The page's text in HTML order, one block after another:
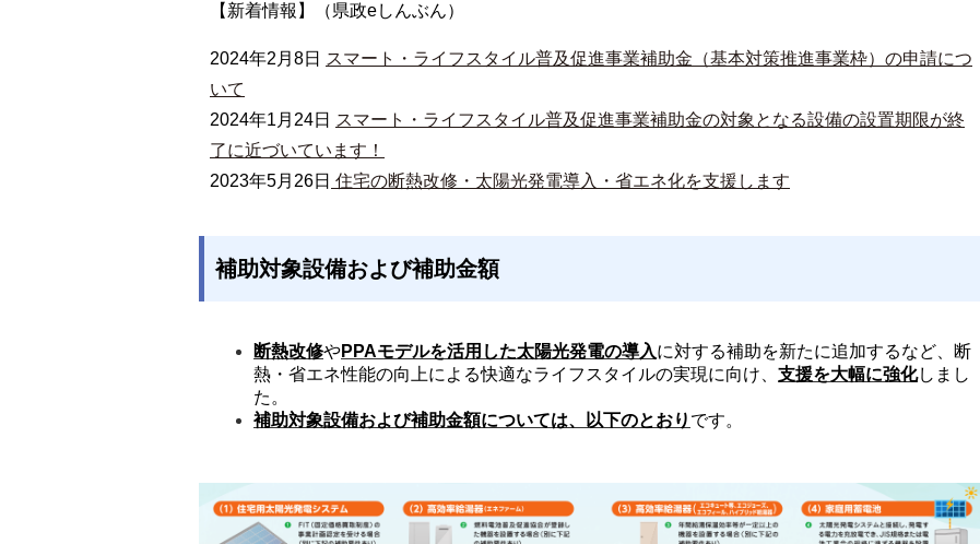
【新着情報】（県政eしんぶん）
2024年2月8日 スマート・ライフスタイル普及促進事業補助金（基本対策推進事業枠）の申請につ
いて
2024年1月24日 スマート・ライフスタイル普及促進事業補助金の対象となる設備の設置期限が終
了に近づいています！
2023年5月26日 住宅の断熱改修・太陽光発電導入・省エネ化を支援します
補助対象設備および補助金額
断熱改修やPPAモデルを活用した太陽光発電の導入に対する補助を新たに追加するなど、断
熱・省エネ性能の向上による快適なライフスタイルの実現に向け、 支援を大幅に強化しまし
た。
補助対象設備および補助金額については、以下のとおり です。